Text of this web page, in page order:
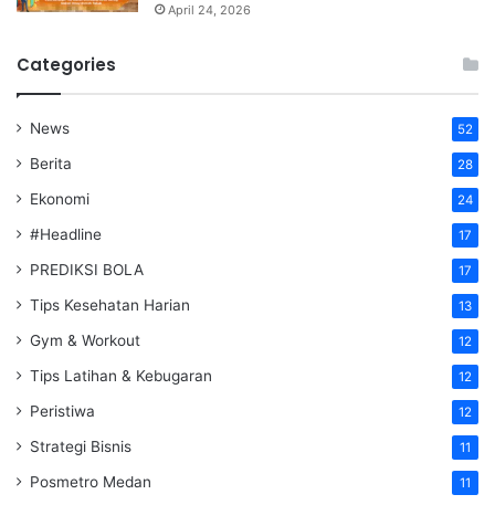
April 24, 2026
Categories
News 52
Berita 28
Ekonomi 24
#Headline 17
PREDIKSI BOLA 17
Tips Kesehatan Harian 13
Gym & Workout 12
Tips Latihan & Kebugaran 12
Peristiwa 12
Strategi Bisnis 11
Posmetro Medan 11